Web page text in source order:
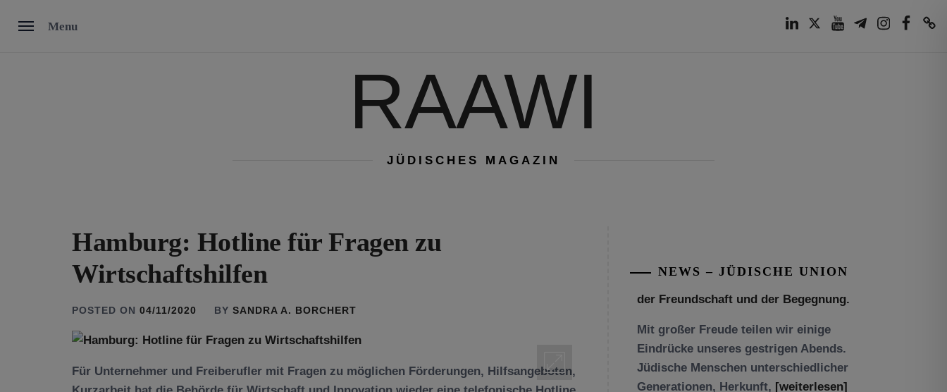
Menu
RAAWI
JÜDISCHES MAGAZIN
Hamburg: Hotline für Fragen zu
Wirtschaftshilfen
POSTED ON 04/11/2020 BY SANDRA A. BORCHERT
Für Unternehmer und Freiberufler mit Fragen zu möglichen Förderungen, Hilfsangeboten,
NEWS – JÜDISCHE UNION
Jüdische Menschen unterschiedlicher
Am 9. Aw, an Tisch’a beAw, erinnern wir
uns an die Zerstörung des Ersten und
[weiterlesen]